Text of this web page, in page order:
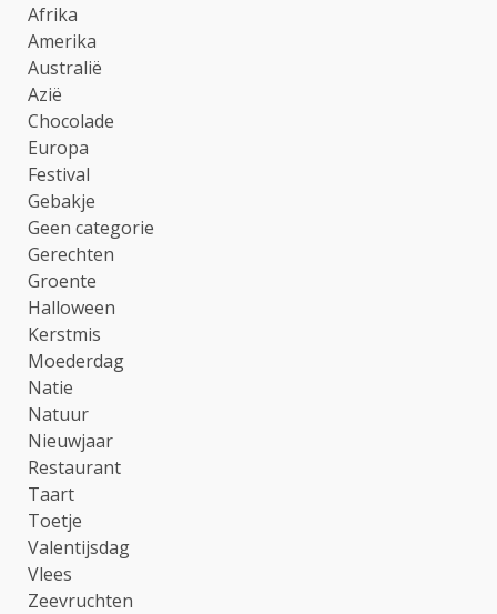
Afrika
Amerika
Australië
Azië
Chocolade
Europa
Festival
Gebakje
Geen categorie
Gerechten
Groente
Halloween
Kerstmis
Moederdag
Natie
Natuur
Nieuwjaar
Restaurant
Taart
Toetje
Valentijsdag
Vlees
Zeevruchten